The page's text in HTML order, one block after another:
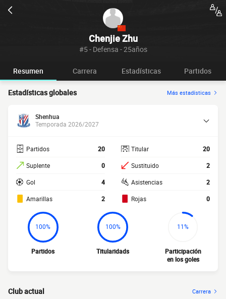
Chenjie Zhu
#5 - Defensa - 25años
Resumen Carrera Estadísticas Partidos
Estadísticas globales Más estadísticas
Shenhua
Temporada 2026/2027
Partidos 20
Suplente 0
Gol 4
Amarillas 2
Titular 20
Sustituido 2
Asistencias 2
Rojas 0
100%
Partidos
100%
Titularidads
11%
Participación
en los goles
Club actual Carrera